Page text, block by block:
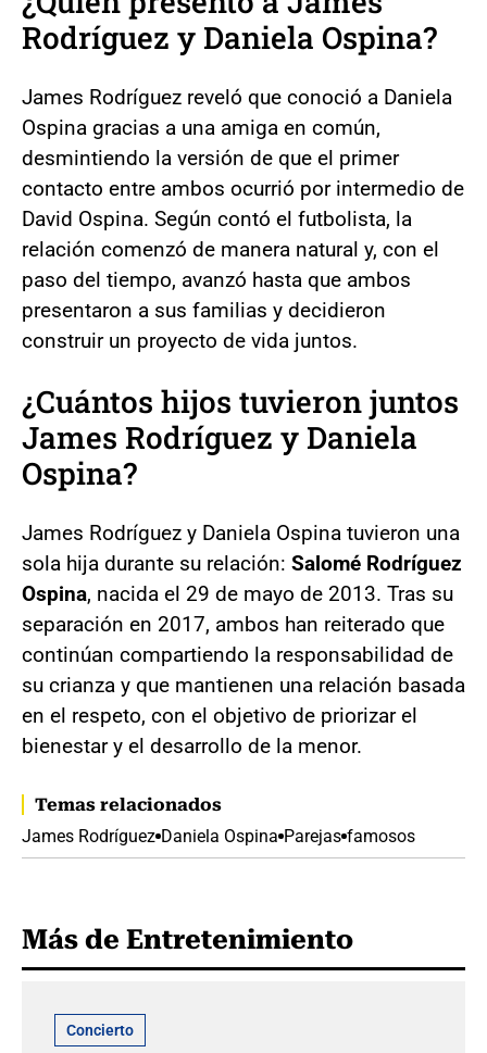
Rodríguez y Daniela Ospina?
James Rodríguez reveló que conoció a Daniela
Ospina gracias a una amiga en común,
desmintiendo la versión de que el primer
contacto entre ambos ocurrió por intermedio de
David Ospina. Según contó el futbolista, la
relación comenzó de manera natural y, con el
paso del tiempo, avanzó hasta que ambos
presentaron a sus familias y decidieron
construir un proyecto de vida juntos.
¿Cuántos hijos tuvieron juntos
James Rodríguez y Daniela
Ospina?
James Rodríguez y Daniela Ospina tuvieron una
sola hija durante su relación: Salomé Rodríguez
Ospina, nacida el 29 de mayo de 2013. Tras su
separación en 2017, ambos han reiterado que
continúan compartiendo la responsabilidad de
su crianza y que mantienen una relación basada
en el respeto, con el objetivo de priorizar el
bienestar y el desarrollo de la menor.
Temas relacionados
James Rodríguez Daniela Ospina Parejas famosos
Más de Entretenimiento
Concierto